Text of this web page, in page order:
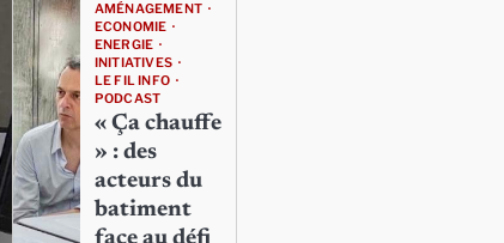
AMÉNAGEMENT
ECONOMIE
ENERGIE
INITIATIVES
LE FIL INFO
PODCAST
« Ça chauffe
» : des
acteurs du
batiment